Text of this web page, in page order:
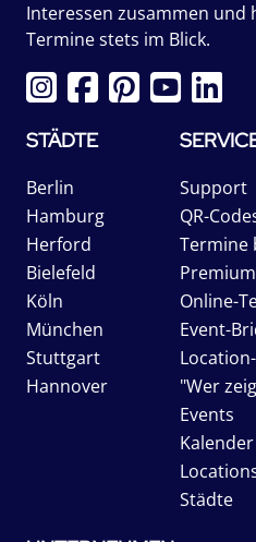
Interessen zusammen und
Termine stets im Blick.
STÄDTE
Berlin
Hamburg
Herford
Bielefeld
Köln
München
Stuttgart
Hannover
Support
QR-
Termine
Online-
Event-
"Wer
Events
Kalender
Städte